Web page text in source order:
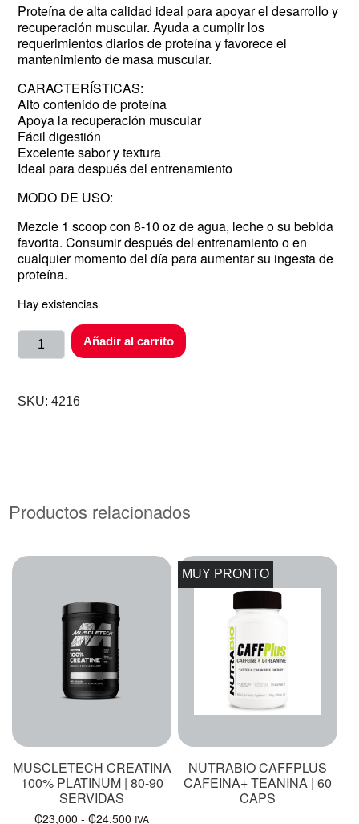
Proteína de alta calidad ideal para apoyar el desarrollo y
recuperación muscular. Ayuda a cumplir los
requerimientos diarios de proteína y favorece el
mantenimiento de masa muscular.
CARACTERÍSTICAS:
Alto contenido de proteína
Apoya la recuperación muscular
Fácil digestión
Excelente sabor y textura
Ideal para después del entrenamiento
MODO DE USO:
Mezcle 1 scoop con 8-10 oz de agua, leche o su bebida
favorita. Consumir después del entrenamiento o en
cualquier momento del día para aumentar su ingesta de
proteína.
Hay existencias
Añadir al carrito
SKU:4216
Productos relacionados
MUSCLETECH CREATINA
100% PLATINUM | 80-90
SERVIDAS
₡23,000 - ₡24,500 IVA
MUY PRONTO
NUTRABIO CAFFPLUS
CAFEINA+ TEANINA | 60
CAPS